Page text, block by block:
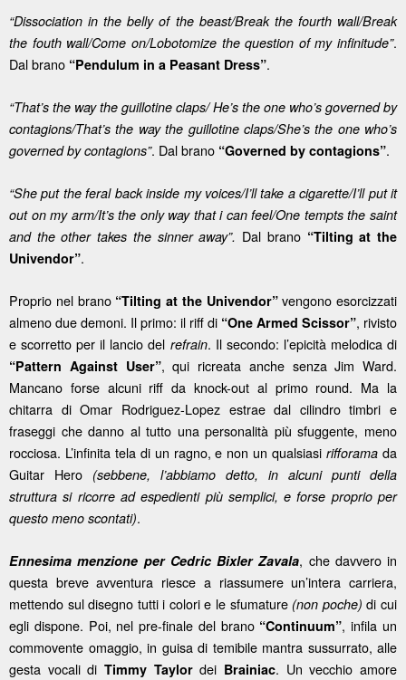
“Dissociation in the belly of the beast/Break the fourth wall/Break
the fouth wall/Come on/Lobotomize the question of my infinitude”.
Dal brano “Pendulum in a Peasant Dress”.
“That’s the way the guillotine claps/ He’s the one who’s governed by
contagions/That’s the way the guillotine claps/She’s the one who’s
governed by contagions”. Dal brano “Governed by contagions”.
“She put the feral back inside my voices/I’ll take a cigarette/I’ll put it
out on my arm/It’s the only way that i can feel/One tempts the saint
and the other takes the sinner away”. Dal brano “Tilting at the
Univendor”.
Proprio nel brano “Tilting at the Univendor”vengono esorcizzati
almeno due demoni. Il primo: il riff di “One Armed Scissor”, rivisto
e scorretto per il lancio del refrain. Il secondo: l’epicità melodica di
“Pattern Against User”, qui ricreata anche senza Jim Ward.
Mancano forse alcuni riff da knock-out al primo round. Ma la
chitarra di Omar Rodriguez-Lopez estrae dal cilindro timbri e
fraseggi che danno al tutto una personalità più sfuggente, meno
rocciosa. L’infinita tela di un ragno, e non un qualsiasirifforama da
Guitar Hero (sebbene, l’abbiamo detto, in alcuni punti della
struttura si ricorre ad espedienti più semplici, e forse proprio per
questo meno scontati).
Ennesima menzione per Cedric Bixler Zavala, che davvero in
questa breve avventura riesce a riassumere un’intera carriera,
mettendo sul disegno tutti i colori e le sfumature (non poche) di cui
egli dispone. Poi, nel pre-finale del brano “Continuum”, infila un
commovente omaggio, in guisa di temibile mantra sussurrato, alle
gesta vocali di Timmy Taylordei Brainiac. Un vecchio amore